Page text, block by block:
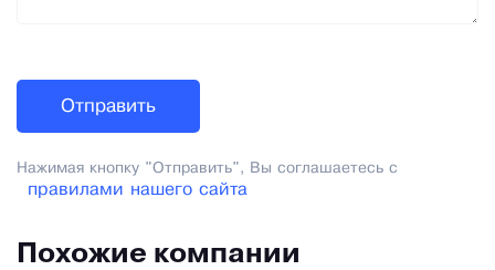
Нажимая кнопку "Отправить", Вы соглашаетесь с
правилами нашего сайта
Похожие компании